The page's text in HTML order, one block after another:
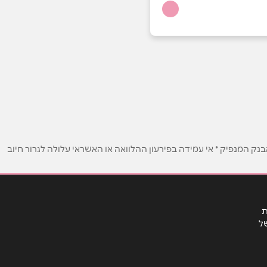
* אי עמידה בפירעון ההלוואה או האשראי עלולה לגרור חיוב